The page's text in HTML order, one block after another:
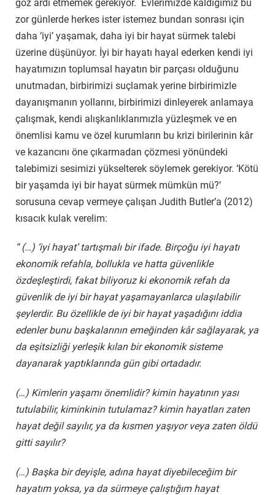
göz ardı etmemek gerekiyor. Evlerimizde kaldığımız bu
zor günlerde herkes ister istemez bundan sonrası için
daha ‘iyi’ yaşamak, daha iyi bir hayat sürmek talebi
üzerine düşünüyor. İyi bir hayatı hayal ederken kendi iyi
hayatımızın toplumsal hayatın bir parçası olduğunu
unutmadan, birbirimizi suçlamak yerine birbirimizle
dayanışmanın yollarını, birbirimizi dinleyerek anlamaya
çalışmak, kendi alışkanlıklarımızla yüzleşmek ve en
önemlisi kamu ve özel kurumların bu krizi birilerinin kâr
ve kazancını öne çıkarmadan çözmesi yönündeki
talebimizi sesimizi yükselterek söylemek gerekiyor. ‘Kötü
bir yaşamda iyi bir hayat sürmek mümkün mü?’
sorusuna cevap vermeye çalışan Judith Butler’a (2012)
kısacık kulak verelim:
“ (…) ‘iyi hayat’ tartışmalı bir ifade. Birçoğu iyi hayatı
ekonomik refahla, bollukla ve hatta güvenlikle
özdeşleştirdi, fakat biliyoruz ki ekonomik refah da
güvenlik de iyi bir hayat yaşamayanlarca ulaşılabilir
şeylerdir. Bu özellikle de iyi bir hayat yaşadığını iddia
edenler bunu başkalarının emeğinden kâr sağlayarak, ya
da eşitsizliği yerleşik kılan bir ekonomik sisteme
dayanarak yaptıklarında gün gibi ortadadır.
(…) Kimlerin yaşamı önemlidir? kimin hayatının yası
tutulabilir, kiminkinin tutulamaz? kimin hayatları zaten
hayat değil sayılır, ya da kısmen yaşıyor veya zaten öldü
gitti sayılır?
(…) Başka bir deyişle, adına hayat diyebileceğim bir
hayatım yoksa, ya da sürmeye çalıştığım hayat